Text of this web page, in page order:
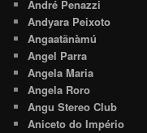
André Penazzi
Andyara Peixoto
Angaatãnàmú
Angel Parra
Angela Maria
Angela Roro
Angu Stereo Club
Aniceto do Império